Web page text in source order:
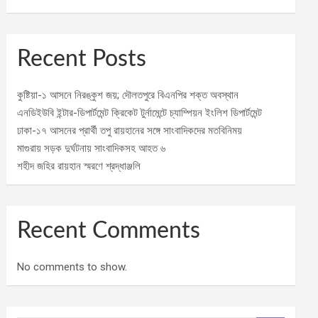
Recent Posts
কুষ্টিয়া-১ আসনে নিরঙ্কুশ জয়; দৌলতপুরে বিএনপির শক্ত অবস্থান
এনডিইউবি ইন্টার-ডিপার্টমেন্ট ক্রিকেট টুর্নামেন্টে চ্যাম্পিয়ন ইংলিশ ডিপার্টমেন্ট
ঢাকা-১৭ আসনের প্রার্থী তপু রায়হানের সঙ্গে সাংবাদিকদের মতবিনিময়
মাগুরায় সড়ক দুর্ঘটনায় সাংবাদিকসহ আহত ৬
শহীদ জহির রায়হান স্মরণে শ্রদ্ধাঞ্জলি
Recent Comments
No comments to show.